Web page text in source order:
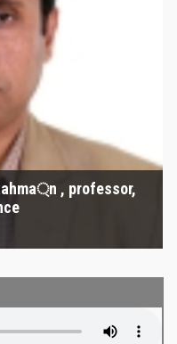
, professor,
Department